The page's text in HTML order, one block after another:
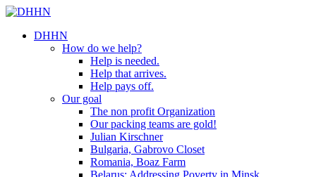
DHHN
How do we help?
Help is needed.
Help that arrives.
Help pays off.
Our goal
The non profit Organization
Our packing teams are gold!
Julian Kirschner
Bulgaria, Gabrovo Closet
Romania, Boaz Farm
Belarus: Addressing Poverty in Minsk